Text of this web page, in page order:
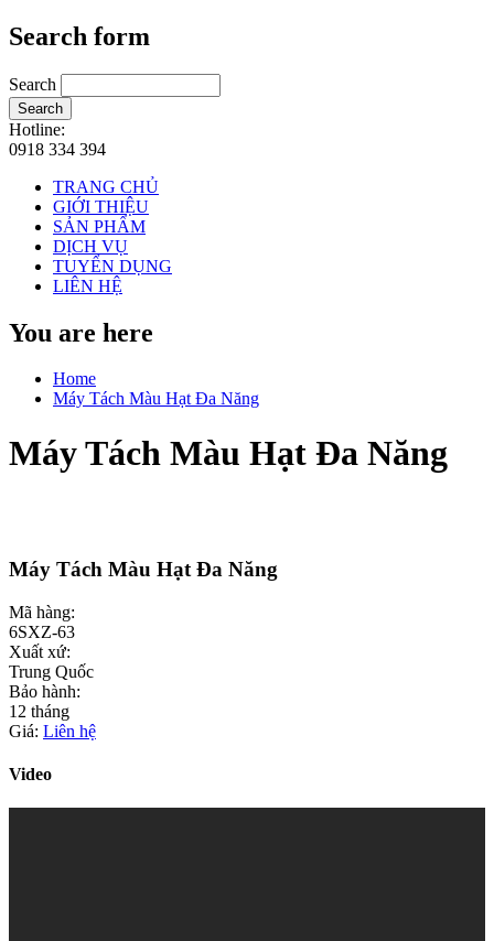
Search form
Search
Search
Hotline:
0918 334 394
TRANG CHỦ
GIỚI THIỆU
SẢN PHẨM
DỊCH VỤ
TUYỂN DỤNG
LIÊN HỆ
You are here
Home
Máy Tách Màu Hạt Đa Năng
Máy Tách Màu Hạt Đa Năng
Máy Tách Màu Hạt Đa Năng
Mã hàng:
6SXZ-63
Xuất xứ:
Trung Quốc
Bảo hành:
12 tháng
Giá: Liên hệ
Video